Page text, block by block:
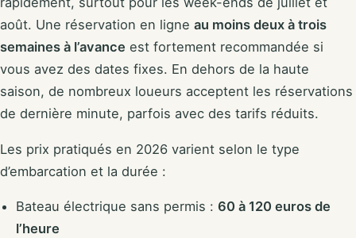
août. Une réservation en ligne au moins deux à trois
semaines à l’avance est fortement recommandée si
vous avez des dates fixes. En dehors de la haute
saison, de nombreux loueurs acceptent les réservations
de dernière minute, parfois avec des tarifs réduits.
Les prix pratiqués en 2026 varient selon le type
d’embarcation et la durée :
Bateau électrique sans permis : 60 à 120 euros de
l’heure